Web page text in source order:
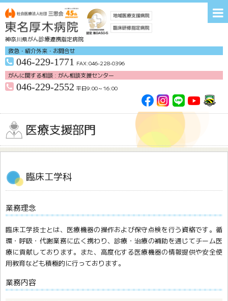
神奈川県がん診療連携指定病院
救急・紹介外来・お問合せ
046-229-1771 FAX:046-228-0396
がんに関する相談 : がん相談支援センター
046-229-2552 平日9:00～16:00
各種研修会 お問い合わせ
ホーム 病院紹介
医療支援部門
医療支援部門
臨床工学科
業務理念
臨床工学技士とは、医療機器の操作および保守点検を行う資格です。循
環・呼吸・代謝業務に広く携わり、診療・治療の補助を通じてチーム医
療に貢献しております。また、高度化する医療機器の情報提供や安全使
用教育なども積極的に行っております。
業務内容